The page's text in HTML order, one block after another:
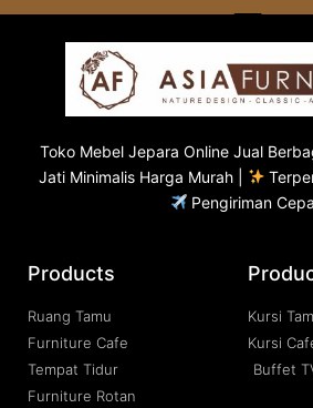
Toko Mebel Jepara Online Jual
Jati Minimalis Harga Murah |
Pengiriman
Products
Ruang Tamu
Furniture Cafe
Tempat Tidur
Furniture Rotan
Kursi
Kursi
Buffet